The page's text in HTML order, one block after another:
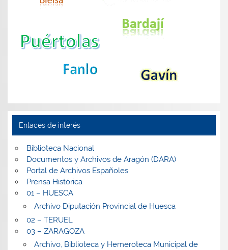
Enlaces de interés
Biblioteca Nacional
Documentos y Archivos de Aragón (DARA)
Portal de Archivos Españoles
Prensa Histórica
01 – HUESCA
Archivo Diputación Provincial de Huesca
02 – TERUEL
03 – ZARAGOZA
Archivo, Biblioteca y Hemeroteca Municipal de